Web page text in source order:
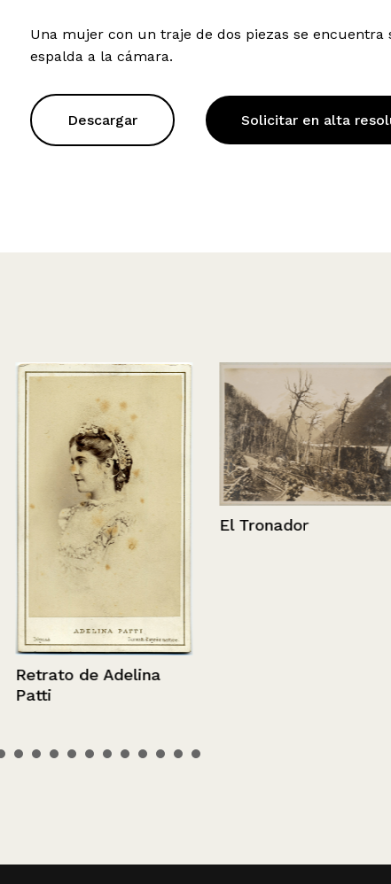
Una mujer con un traje de dos piezas se encuentra
espalda a la cámara.
Descargar Solicitar en alta
Retrato de Adelina
Patti
El Tronador